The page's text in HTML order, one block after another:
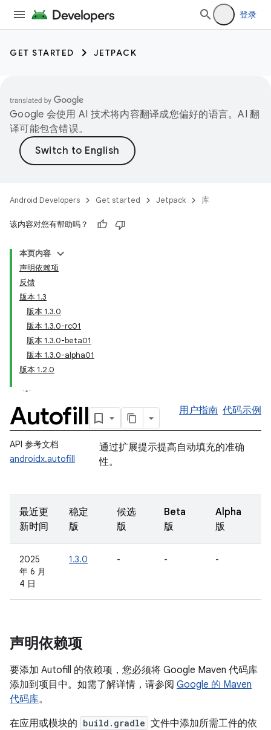
登录
GET STARTED JETPACK
Google 会使用 AI 技术将内容翻译成您偏好的语言。AI 翻
译可能包含错误。
Android Developers Get started Jetpack 库
该内容对您有帮助吗？
本页内容
声明依赖项
反馈
版本 1.3
版本 1.3.0
版本 1.3.0-rc01
版本 1.3.0-beta01
版本 1.3.0-alpha01
版本 1.2.0
Autofill 用户指南 代码示例
API 参考文档
androidx.autofill
通过扩展提示提高自动填充的准确
性。
最近更
新时间
稳定
版
候选
版
Beta
版
Alpha
版
2025
年 6 月
4 日
1.3.0 - - -
声明依赖项
要添加 Autofill 的依赖项，您必须将 Google Maven 代码库
添加到项目中。如需了解详情，请参阅 Google 的 Maven
代码库。
在应用或模块的 build.gradle 文件中添加所需工件的依